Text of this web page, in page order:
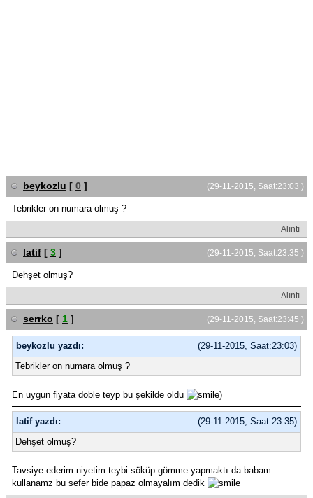
(29-11-2015, Saat:23:03 )
beykozlu [ 0 ]
Tebrikler on numara olmuş ?
Alıntı
(29-11-2015, Saat:23:35 )
latif [ 3 ]
Dehşet olmuş?
Alıntı
(29-11-2015, Saat:23:45 )
serrko [ 1 ]
(29-11-2015, Saat:23:03)
beykozlu yazdı:
Tebrikler on numara olmuş ?
En uygun fiyata doble teyp bu şekilde oldu )
(29-11-2015, Saat:23:35)
latif yazdı:
Dehşet olmuş?
Tavsiye ederim niyetim teybi söküp gömme yapmaktı da babam
kullanamz bu sefer bide papaz olmayalım dedik